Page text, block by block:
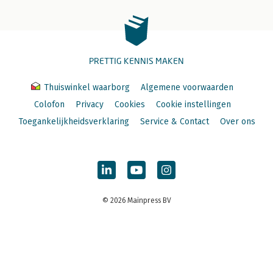
PRETTIG KENNIS MAKEN
Thuiswinkel waarborg
Algemene voorwaarden
Colofon
Privacy Cookies
Cookie instellingen
Toegankelijkheidsverklaring
Service & Contact Over ons
© 2026 Mainpress BV